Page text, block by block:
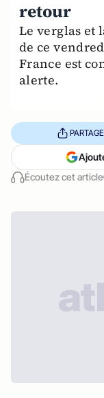
retour
Le verglas et
de ce
France est
alerte.
Écoutez cet article